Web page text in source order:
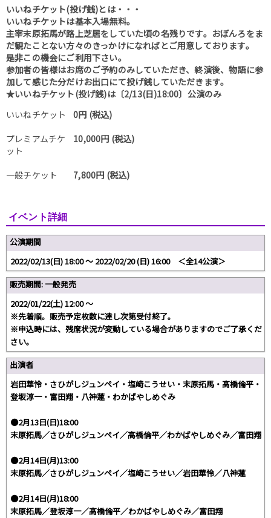
いいねチケット(投げ銭)とは・・・
いいねチケットは基本入場無料。
主宰末原拓馬が路上芝居をしていた頃の名残りです。おぼんろをま
だ観たことない方々のきっかけになればとご用意しております。
是非この機会にご利用下さい。
参加者の皆様はお席のご予約のみしていただき、終演後、物語に参
加して感じた分だけお出口にて投げ銭していただきます。
★いいねチケット(投げ銭)は〔2/13(日)18:00〕公演のみ
いいねチケット
0円 (税込)
プレミアムチケ
ット
10,000円 (税込)
一般チケット 7,800円 (税込)
イベント詳細
公演期間
2022/02/13(日) 18:00 〜 2022/02/20 (日) 16:00 ＜全14公演＞
販売期間: 一般発売
2022/01/22(土) 12:00 〜
※先着順。販売予定枚数に達し次第受付終了。
※申込時には、残席状況が変動している場合がありますのでご了承くだ
さい。
出演者
岩田華怜・さひがしジュンペイ・塩崎こうせい・末原拓馬・高橋倫平・
登坂淳一・富田翔・八神蓮・わかばやしめぐみ
●2月13日(日)18:00
末原拓馬／さひがしジュンペイ／高橋倫平／わかばやしめぐみ／富田翔
●2月14日(月)13:00
末原拓馬／さひがしジュンペイ／塩崎こうせい／岩田華怜／八神蓮
●2月14日(月)18:00
末原拓馬／登坂淳一／高橋倫平／わかばやしめぐみ／富田翔